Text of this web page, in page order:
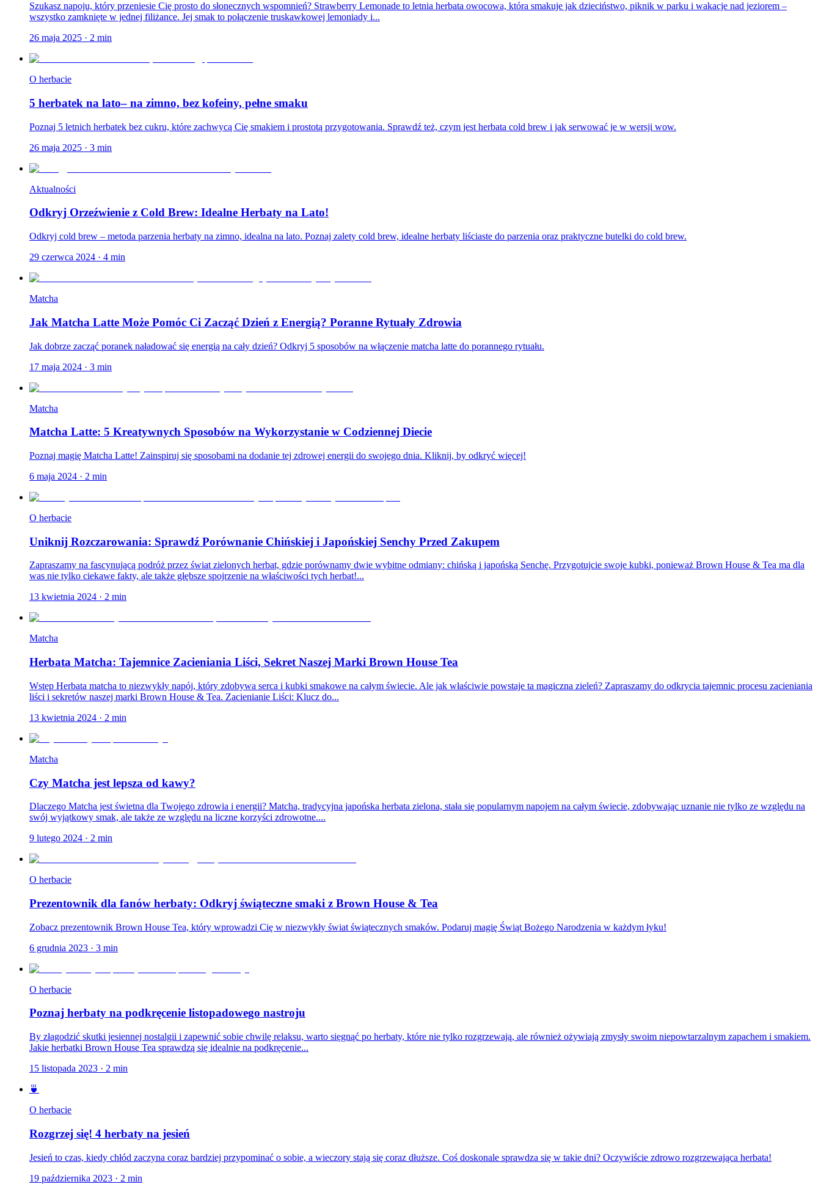
Szukasz napoju, który przeniesie Cię prosto do słonecznych wspomnień? Strawberry Lemonade to letnia herbata owocowa, która smakuje jak dzieciństwo, piknik w parku i wakacje nad jeziorem –
wszystko zamknięte w jednej filiżance. Jej smak to połączenie truskawkowej lemoniady i...
26 maja 2025 · 2 min
O herbacie
5 herbatek na lato– na zimno, bez kofeiny, pełne smaku
Poznaj 5 letnich herbatek bez cukru, które zachwycą Cię smakiem i prostotą przygotowania. Sprawdź też, czym jest herbata cold brew i jak serwować je w wersji wow.
26 maja 2025 · 3 min
Aktualności
Odkryj Orzeźwienie z Cold Brew: Idealne Herbaty na Lato!
Odkryj cold brew – metoda parzenia herbaty na zimno, idealna na lato. Poznaj zalety cold brew, idealne herbaty liściaste do parzenia oraz praktyczne butelki do cold brew.
29 czerwca 2024 · 4 min
Matcha
Jak Matcha Latte Może Pomóc Ci Zacząć Dzień z Energią? Poranne Rytuały Zdrowia
Jak dobrze zacząć poranek naładować się energią na cały dzień? Odkryj 5 sposobów na włączenie matcha latte do porannego rytuału.
17 maja 2024 · 3 min
Matcha
Matcha Latte: 5 Kreatywnych Sposobów na Wykorzystanie w Codziennej Diecie
Poznaj magię Matcha Latte! Zainspiruj się sposobami na dodanie tej zdrowej energii do swojego dnia. Kliknij, by odkryć więcej!
6 maja 2024 · 2 min
O herbacie
Uniknij Rozczarowania: Sprawdź Porównanie Chińskiej i Japońskiej Senchy Przed Zakupem
Zapraszamy na fascynującą podróż przez świat zielonych herbat, gdzie porównamy dwie wybitne odmiany: chińską i japońską Senchę. Przygotujcie swoje kubki, ponieważ Brown House & Tea ma dla
was nie tylko ciekawe fakty, ale także głębsze spojrzenie na właściwości tych herbat!...
13 kwietnia 2024 · 2 min
Matcha
Herbata Matcha: Tajemnice Zacieniania Liści, Sekret Naszej Marki Brown House Tea
Wstęp Herbata matcha to niezwykły napój, który zdobywa serca i kubki smakowe na całym świecie. Ale jak właściwie powstaje ta magiczna zieleń? Zapraszamy do odkrycia tajemnic procesu zacieniania
liści i sekretów naszej marki Brown House & Tea. Zacienianie Liści: Klucz do...
13 kwietnia 2024 · 2 min
Matcha
Czy Matcha jest lepsza od kawy?
Dlaczego Matcha jest świetna dla Twojego zdrowia i energii? Matcha, tradycyjna japońska herbata zielona, stała się popularnym napojem na całym świecie, zdobywając uznanie nie tylko ze względu na
swój wyjątkowy smak, ale także ze względu na liczne korzyści zdrowotne....
9 lutego 2024 · 2 min
O herbacie
Prezentownik dla fanów herbaty: Odkryj świąteczne smaki z Brown House & Tea
Zobacz prezentownik Brown House Tea, który wprowadzi Cię w niezwykły świat świątecznych smaków. Podaruj magię Świąt Bożego Narodzenia w każdym łyku!
6 grudnia 2023 · 3 min
O herbacie
Poznaj herbaty na podkręcenie listopadowego nastroju
By złagodzić skutki jesiennej nostalgii i zapewnić sobie chwilę relaksu, warto sięgnąć po herbaty, które nie tylko rozgrzewają, ale również ożywiają zmysły swoim niepowtarzalnym zapachem i smakiem.
Jakie herbatki Brown House Tea sprawdzą się idealnie na podkręcenie...
15 listopada 2023 · 2 min
🍵
O herbacie
Rozgrzej się! 4 herbaty na jesień
Jesień to czas, kiedy chłód zaczyna coraz bardziej przypominać o sobie, a wieczory stają się coraz dłuższe. Coś doskonale sprawdza się w takie dni? Oczywiście zdrowo rozgrzewająca herbata!
19 października 2023 · 2 min